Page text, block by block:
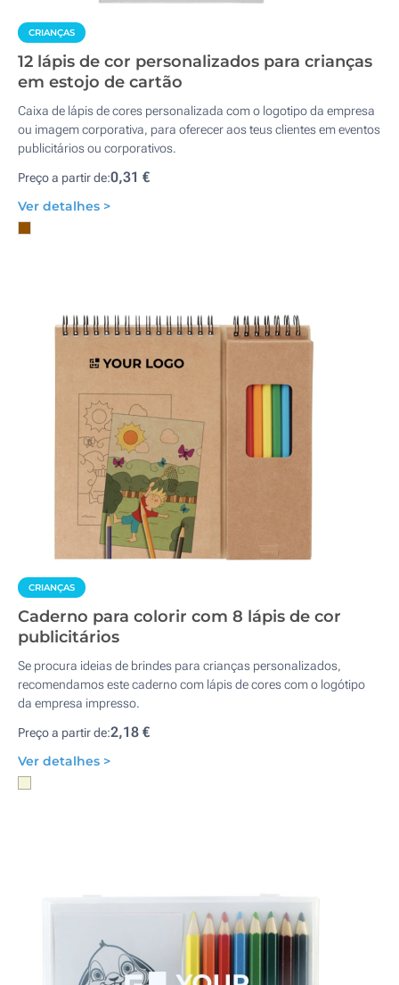
CRIANÇAS
12 lápis de cor personalizados para crianças
em estojo de cartão
Caixa de lápis de cores personalizada com o logotipo da empresa
ou imagem corporativa, para oferecer aos teus clientes em eventos
publicitários ou corporativos.
Preço a partir de:0,31 €
Ver detalhes >
CRIANÇAS
Caderno para colorir com 8 lápis de cor
publicitários
Se procura ideias de brindes para crianças personalizados,
recomendamos este caderno com lápis de cores com o logótipo
da empresa impresso.
Preço a partir de:2,18 €
Ver detalhes >